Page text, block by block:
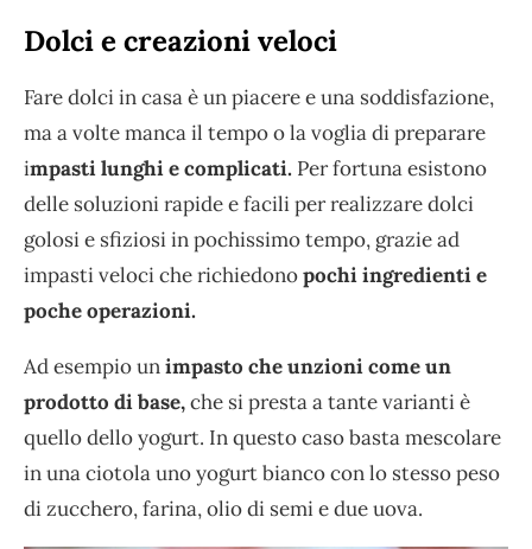
Dolci e creazioni veloci
Fare dolci in casa è un piacere e una soddisfazione,
ma a volte manca il tempo o la voglia di preparare
impasti lunghi e complicati. Per fortuna esistono
delle soluzioni rapide e facili per realizzare dolci
golosi e sfiziosi in pochissimo tempo, grazie ad
impasti veloci che richiedonopochi ingredienti e
poche operazioni.
Ad esempio unimpasto che unzioni come un
prodotto di base,che si presta a tante varianti è
quello dello yogurt. In questo caso basta mescolare
in una ciotola uno yogurt bianco con lo stesso peso
di zucchero, farina, olio di semi e due uova.